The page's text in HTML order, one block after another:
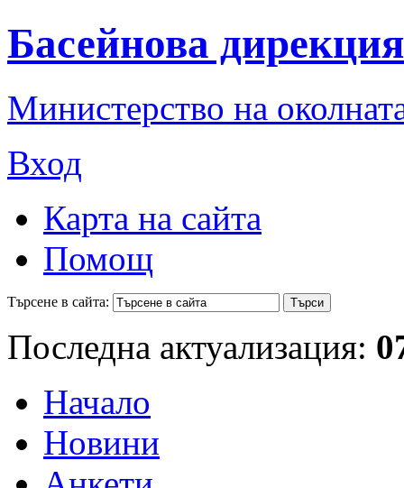
Басейнова
Министерство на
Вход
Карта на сайта
Помощ
Търсене в сайта:
Последна актуализация:
Начало
Новини